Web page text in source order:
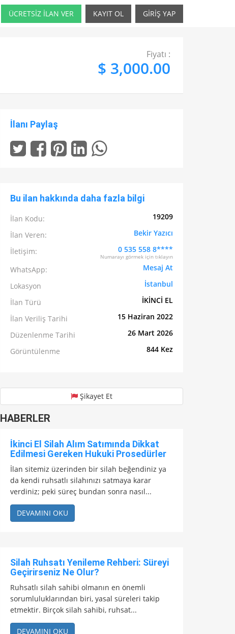
ÜCRETSİZ İLAN VER KAYIT OL GİRİŞ YAP
Fiyatı :
$ 3,000.00
İlanı Paylaş
Bu ilan hakkında daha fazla bilgi
İlan Kodu:
19209
İlan Veren:
Bekir Yazıcı
İletişim:
0 535 558 8****
Numarayı görmek için tıklayın
WhatsApp:
Mesaj At
Lokasyon
İstanbul
İlan Türü
İKİNCİ EL
İlan Veriliş Tarihi
15 Haziran 2022
Düzenlenme Tarihi
26 Mart 2026
Görüntülenme
844 Kez
Şikayet Et
HABERLER
İkinci El Silah Alım Satımında Dikkat
Edilmesi Gereken Hukuki Prosedürler
İlan sitemiz üzerinden bir silah beğendiniz ya
da kendi ruhsatlı silahınızı satmaya karar
verdiniz; peki süreç bundan sonra nasıl...
DEVAMINI OKU
Silah Ruhsatı Yenileme Rehberi: Süreyi
Geçirirseniz Ne Olur?
Ruhsatlı silah sahibi olmanın en önemli
sorumluluklarından biri, yasal süreleri takip
etmektir. Birçok silah sahibi, ruhsat...
DEVAMINI OKU